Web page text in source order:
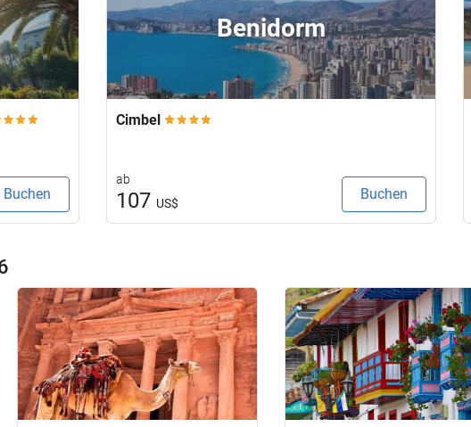
Buchen
Benidorm
Cimbel
ab
107 US$
Buchen